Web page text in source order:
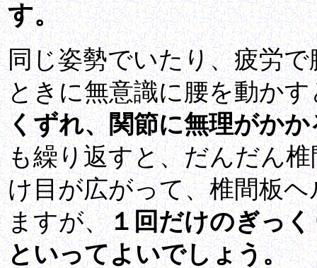
す。
同じ姿勢でいたり、疲労
ときに無意識に腰を動かす
くずれ、関節に無理がか
も繰り返すと、だんだん
け目が広がって、椎間板
ますが、１回だけのぎっ
といってよいでしょう。